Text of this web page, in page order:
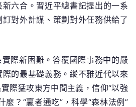
六合。習近平總書記提出的一系
對外計謀、策劃對外任務供給了
際新困難。答覆國際事務中的嚴
的最基礎義務。縱不雅近代以來
際猛攻東方中間主義，信仰“以強
麼？“贏者通吃”，科學“森林法例”